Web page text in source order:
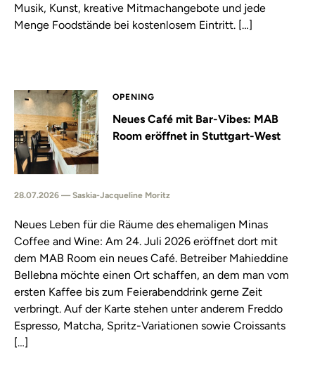
Musik, Kunst, kreative Mitmachangebote und jede
Menge Foodstände bei kostenlosem Eintritt. […]
OPENING
Neues Café mit Bar-Vibes: MAB
Room eröffnet in Stuttgart-West
28.07.2026 — Saskia-Jacqueline Moritz
Neues Leben für die Räume des ehemaligen Minas
Coffee and Wine: Am 24. Juli 2026 eröffnet dort mit
dem MAB Room ein neues Café. Betreiber Mahieddine
Bellebna möchte einen Ort schaffen, an dem man vom
ersten Kaffee bis zum Feierabenddrink gerne Zeit
verbringt. Auf der Karte stehen unter anderem Freddo
Espresso, Matcha, Spritz-Variationen sowie Croissants
[…]